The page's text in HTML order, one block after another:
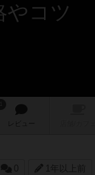
やコツ
レビュー
0 1年以上前